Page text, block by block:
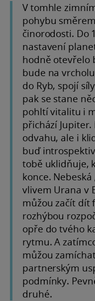
V tomhle
pohybu
činorodosti. Do
nastavení
hodně otevřelo
bude na
do Ryb, spojí
pak se stane
pohltí vitalitu i
přichází
odvahu, ale i
buď
tobě uklidňuje,
konce.
vlivem Urana v
můžou začít dít
rozhýbou
opře do tvého
rytmu. A
můžou
partnerským
podmínky.
druhé.